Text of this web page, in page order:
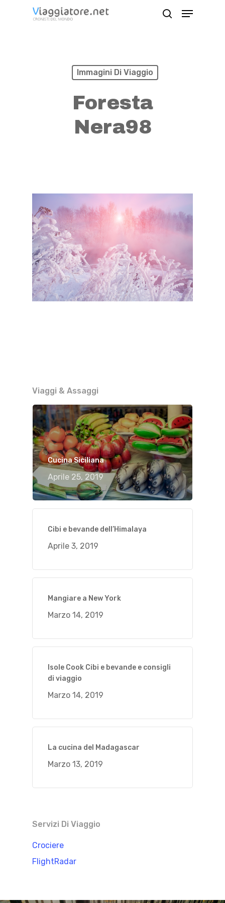
Menu
Immagini Di Viaggio
Foresta
Nera98
Viaggi & Assaggi
Cucina Siciliana
Aprile 25, 2019
Cibi e bevande dell’Himalaya
Aprile 3, 2019
Mangiare a New York
Marzo 14, 2019
Isole Cook Cibi e bevande e consigli
di viaggio
Marzo 14, 2019
La cucina del Madagascar
Marzo 13, 2019
Servizi Di Viaggio
Crociere
FlightRadar